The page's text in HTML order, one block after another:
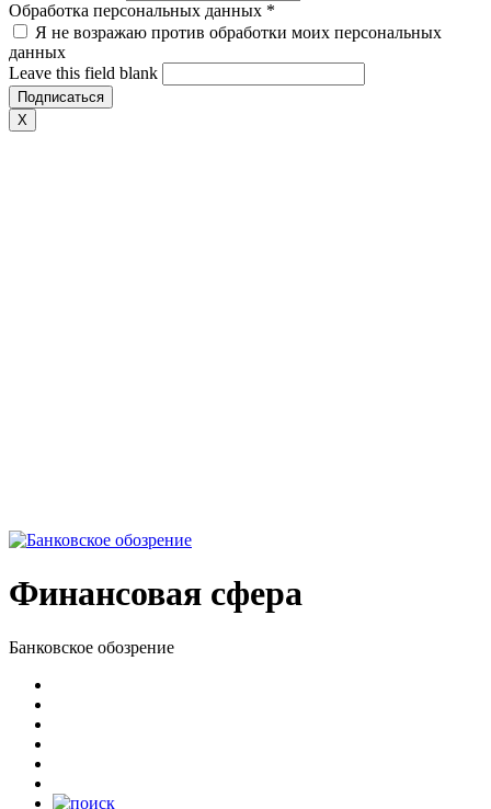
Обработка персональных данных *
Я не возражаю против обработки моих персональных
данных
Leave this field blank
X
Финансовая сфера
Банковское обозрение